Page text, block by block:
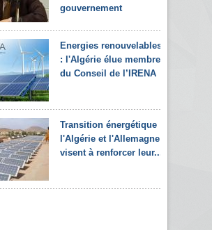
gouvernement
Energies renouvelables
: l'Algérie élue membre
du Conseil de l’IRENA
Transition énergétique :
l'Algérie et l'Allemagne
visent à renforcer leur...